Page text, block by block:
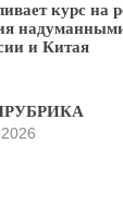
курс на
и Китая